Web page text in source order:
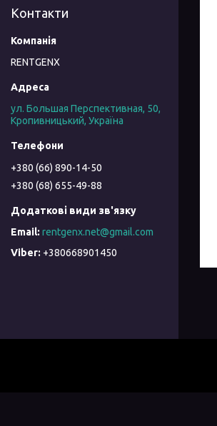
Контакти
RENTGENX
ул. Большая Перспективная, 50,
Кропивницький, Україна
+380 (66) 890-14-50
+380 (68) 655-49-88
rentgenx.net@gmail.com
+380668901450